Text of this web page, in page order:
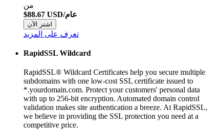
من
$88.67 USD/عام
اشتر الآن
تعرف على المزيد
RapidSSL Wildcard
RapidSSL® Wildcard Certificates help you secure multiple
subdomains with one low-cost SSL certificate issued to
*.yourdomain.com. Protect your customers' personal data
with up to 256-bit encryption. Automated domain control
validation makes site authentication a breeze. At RapidSSL,
we believe in providing the SSL protection you need at a
competitive price.